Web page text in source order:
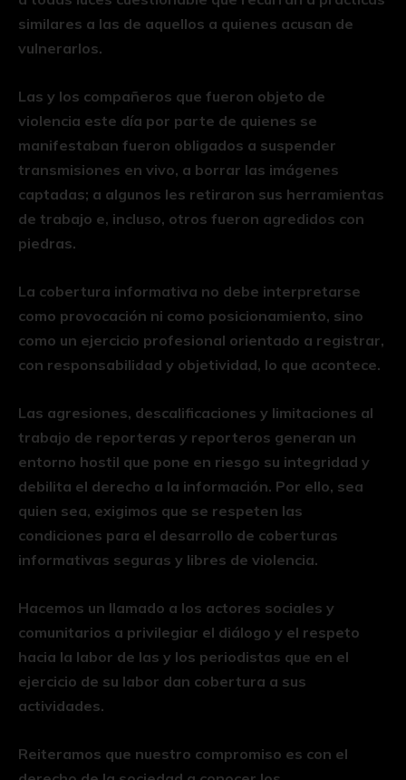
similares a las de aquellos a quienes acusan de
vulnerarlos.
Las y los compañeros que fueron objeto de
violencia este día por parte de quienes se
manifestaban fueron obligados a suspender
transmisiones en vivo, a borrar las imágenes
captadas; a algunos les retiraron sus herramientas
de trabajo e, incluso, otros fueron agredidos con
piedras.
La cobertura informativa no debe interpretarse
como provocación ni como posicionamiento, sino
como un ejercicio profesional orientado a registrar,
con responsabilidad y objetividad, lo que acontece.
Las agresiones, descalificaciones y limitaciones al
trabajo de reporteras y reporteros generan un
entorno hostil que pone en riesgo su integridad y
debilita el derecho a la información. Por ello, sea
quien sea, exigimos que se respeten las
condiciones para el desarrollo de coberturas
informativas seguras y libres de violencia.
Hacemos un llamado a los actores sociales y
comunitarios a privilegiar el diálogo y el respeto
hacia la labor de las y los periodistas que en el
ejercicio de su labor dan cobertura a sus
actividades.
Reiteramos que nuestro compromiso es con el